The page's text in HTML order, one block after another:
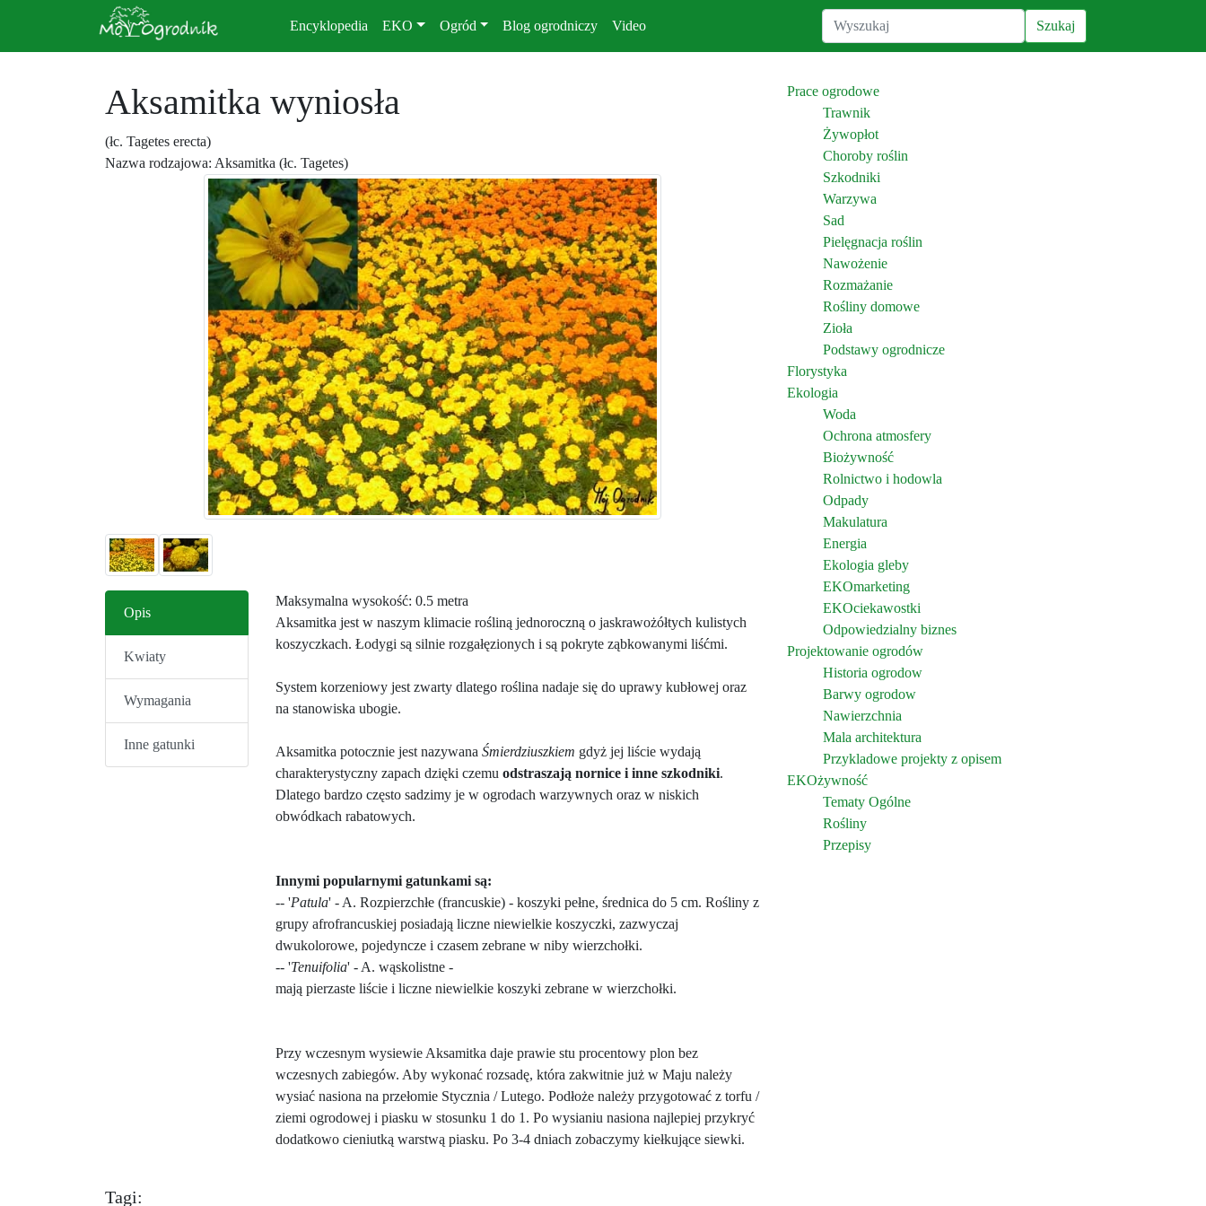
Encyklopedia EKO Ogród Blog ogrodniczy Video
Aksamitka wyniosła
(łc. Tagetes erecta)
Nazwa rodzajowa: Aksamitka (łc. Tagetes)
Opis
Kwiaty
Wymagania
Inne gatunki
Maksymalna wysokość: 0.5 metra
Aksamitka jest w naszym klimacie rośliną jednoroczną o jaskrawożółtych kulistych
koszyczkach. Łodygi są silnie rozgałęzionych i są pokryte ząbkowanymi liśćmi.
System korzeniowy jest zwarty dlatego roślina nadaje się do uprawy kubłowej oraz
na stanowiska ubogie.
Aksamitka potocznie jest nazywana Śmierdziuszkiem gdyż jej liście wydają
charakterystyczny zapach dzięki czemu odstraszają nornice i inne szkodniki.
Dlatego bardzo często sadzimy je w ogrodach warzywnych oraz w niskich
obwódkach rabatowych.
Innymi popularnymi gatunkami są:
-- 'Patula' - A. Rozpierzchłe (francuskie) - koszyki pełne, średnica do 5 cm. Rośliny z
grupy afrofrancuskiej posiadają liczne niewielkie koszyczki, zazwyczaj
dwukolorowe, pojedyncze i czasem zebrane w niby wierzchołki.
-- 'Tenuifolia' - A. wąskolistne -
mają pierzaste liście i liczne niewielkie koszyki zebrane w wierzchołki.
Przy wczesnym wysiewie Aksamitka daje prawie stu procentowy plon bez
wczesnych zabiegów. Aby wykonać rozsadę, która zakwitnie już w Maju należy
wysiać nasiona na przełomie Stycznia / Lutego. Podłoże należy przygotować z torfu /
ziemi ogrodowej i piasku w stosunku 1 do 1. Po wysianiu nasiona najlepiej przykryć
dodatkowo cieniutką warstwą piasku. Po 3-4 dniach zobaczymy kiełkujące siewki.
Tagi:
Prace ogrodowe
Trawnik
Żywopłot
Choroby roślin
Szkodniki
Warzywa
Sad
Pielęgnacja roślin
Nawożenie
Rozmażanie
Rośliny domowe
Zioła
Podstawy ogrodnicze
Florystyka
Ekologia
Woda
Ochrona atmosfery
Biożywność
Rolnictwo i hodowla
Odpady
Makulatura
Energia
Ekologia gleby
EKOmarketing
EKOciekawostki
Odpowiedzialny biznes
Projektowanie ogrodów
Historia ogrodow
Barwy ogrodow
Nawierzchnia
Mala architektura
Przykladowe projekty z opisem
EKOżywność
Tematy Ogólne
Rośliny
Przepisy